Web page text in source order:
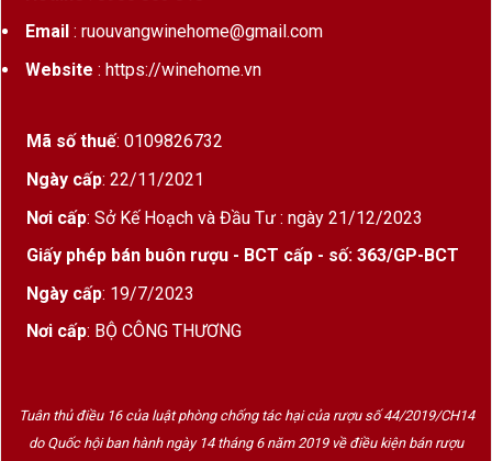
Kessler Zink
Email : ruouvangwinehome@gmail.com
Website : https://winehome.vn
Mã số thuế: 0109826732
Ngày cấp: 22/11/2021
Nơi cấp: Sở Kế Hoạch và Đầu Tư : ngày 21/12/2023
Giấy phép bán buôn rượu - BCT cấp - số: 363/GP-BCT
Ngày cấp: 19/7/2023
Nơi cấp: BỘ CÔNG THƯƠNG
Tuân thủ điều 16 của luật phòng chống tác hại của rượu số 44/2019/CH14
do Quốc hội ban hành ngày 14 tháng 6 năm 2019 về điều kiện bán rượu